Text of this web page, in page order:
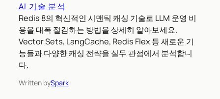
AI 기술 분석
Redis 8의 혁신적인 시맨틱 캐싱 기술로 LLM 운영 비
용을 대폭 절감하는 방법을 상세히 알아보세요.
Vector Sets, LangCache, Redis Flex 등 새로운 기
능들과 다양한 캐싱 전략을 실무 관점에서 분석합니
다.
Written bySpark